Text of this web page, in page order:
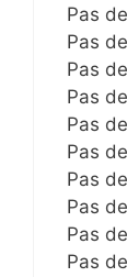
Pas
Pas
Pas
Pas
Pas
Pas
Pas
Pas
Pas
Pas